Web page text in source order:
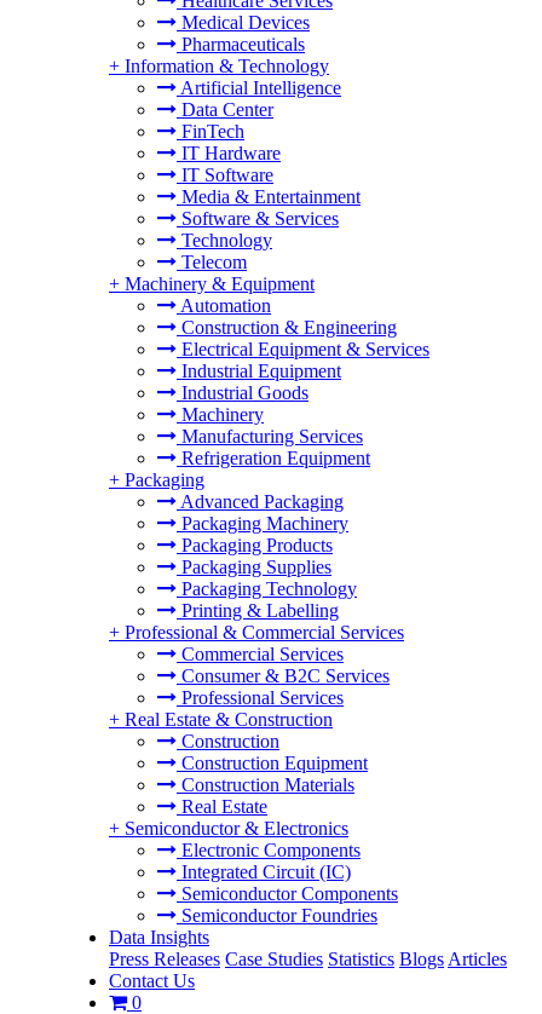
Medical Devices
Pharmaceuticals
+ Information & Technology
Artificial Intelligence
Data Center
FinTech
IT Hardware
IT Software
Media & Entertainment
Software & Services
Technology
Telecom
+ Machinery & Equipment
Automation
Construction & Engineering
Electrical Equipment & Services
Industrial Equipment
Industrial Goods
Machinery
Manufacturing Services
Refrigeration Equipment
+ Packaging
Advanced Packaging
Packaging Machinery
Packaging Products
Packaging Supplies
Packaging Technology
Printing & Labelling
+ Professional & Commercial Services
Commercial Services
Consumer & B2C Services
Professional Services
+ Real Estate & Construction
Construction
Construction Equipment
Construction Materials
Real Estate
+ Semiconductor & Electronics
Electronic Components
Integrated Circuit (IC)
Semiconductor Components
Semiconductor Foundries
Data Insights
Press Releases Case Studies Statistics Blogs Articles
Contact Us
0